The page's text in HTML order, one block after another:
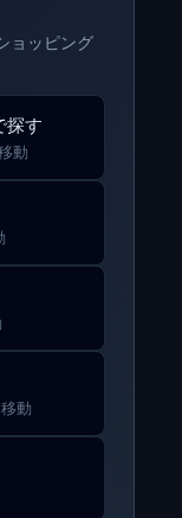
ョッピング
探す
動
動